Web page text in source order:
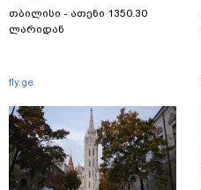
თბილისი - ათენი 1350.30
ლარიდან
fly.ge